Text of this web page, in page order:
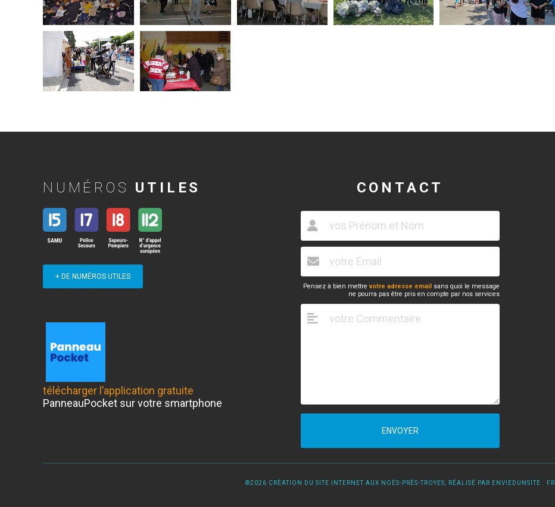
NUMÉROS UTILES
+ DE NUMÉROS UTILES
télécharger l’application gratuite
PanneauPocket sur votre smartphone
CONTACT
Pensez à bien mettrevotre adresse email sans quoi le message
ne pourra pas être pris en compte par nos services
ENVOYER
©2026 CRÉATION DU SITE INTERNET AUX NOËS-PRÈS-TROYES, RÉALISÉ PAR ENVIEDUNSITE . FR